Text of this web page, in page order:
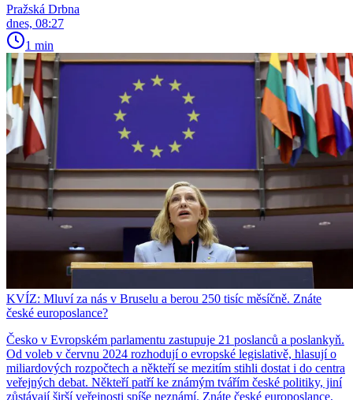
Pražská Drbna
dnes, 08:27
1 min
KVÍZ: Mluví za nás v Bruselu a berou 250 tisíc měsíčně. Znáte
české europoslance?
Česko v Evropském parlamentu zastupuje 21 poslanců a poslankyň.
Od voleb v červnu 2024 rozhodují o evropské legislativě, hlasují o
miliardových rozpočtech a někteří se mezitím stihli dostat i do centra
veřejných debat. Někteří patří ke známým tvářím české politiky, jiní
zůstávají širší veřejnosti spíše neznámí. Znáte české europoslance,